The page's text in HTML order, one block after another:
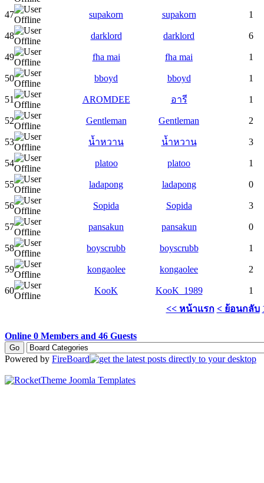
47 supakorn supakorn 1
48 darklord darklord 6
49 fha mai fha mai 1
50 bboyd bboyd 1
51 AROMDEE อารี 1
52 Gentleman Gentleman 2
53 น้ำหวาน น้ำหวาน 3
54 platoo platoo 1
55 ladapong ladapong 0
56 Sopida Sopida 3
57 pansakun pansakun 0
58 boyscrubb boyscrubb 1
59 kongaolee kongaolee 2
60 KooK KooK_1989
1
<< หน้าแรก < ย้อนกลับ
Online 0 Members and 46 Guests
Powered by FireBoard